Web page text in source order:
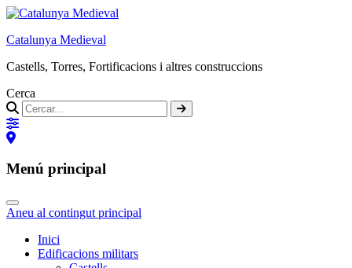
Catalunya Medieval
Castells, Torres, Fortificacions i altres construccions
Cerca
Menú principal
Aneu al contingut principal
Inici
Edificacions militars